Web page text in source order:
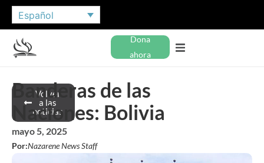
Español
Dona
ahora
Volver
a las
noticias
Banderas de las
Naciones: Bolivia
mayo 5, 2025
Por:Nazarene News Staff